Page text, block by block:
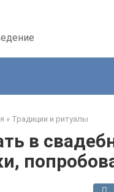
» Традиции и ритуалы
в